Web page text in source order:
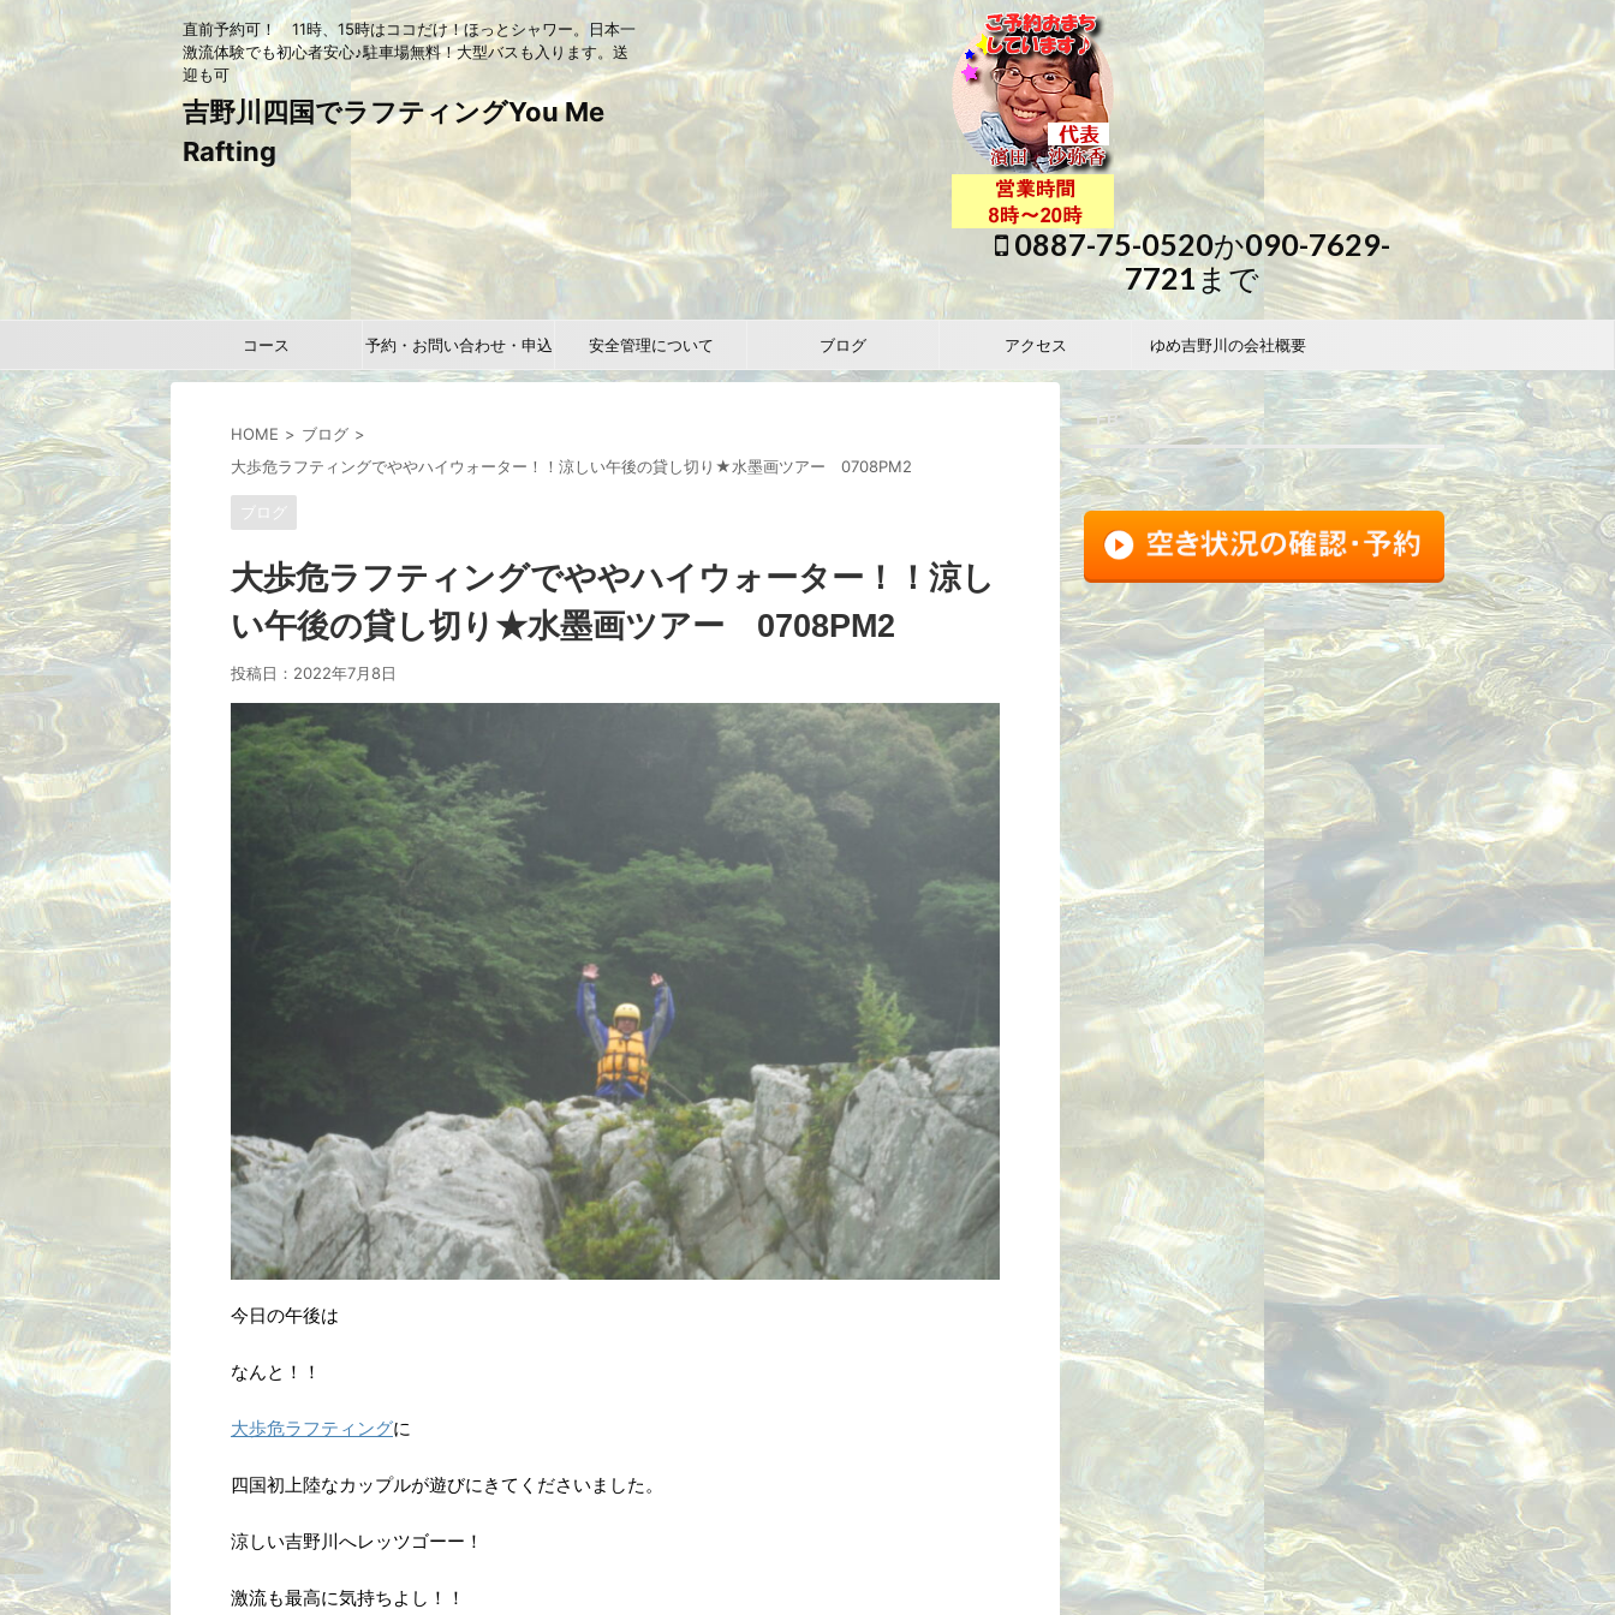
直前予約可！ 11時、15時はココだけ！ほっとシャワー。日本一
激流体験でも初心者安心♪駐車場無料！大型バスも入ります。送
迎も可
吉野川四国でラフティングYou Me
Rafting
0887-75-0520か090-7629-
7721まで
コース 予約・お問い合わせ・申込 安全管理について ブログ アクセス ゆめ吉野川の会社概要
HOME
ブログ
大歩危ラフティングでややハイウォーター！！涼しい午後の貸し切り★水墨画ツアー 0708PM2
ブログ
大歩危ラフティングでややハイウォーター！！涼し
い午後の貸し切り★水墨画ツアー 0708PM2
投稿日： 2022年7月8日
今日の午後は
なんと！！
大歩危ラフティングに
四国初上陸なカップルが遊びにきてくださいました。
涼しい吉野川へレッツゴーー！
激流も最高に気持ちよし！！
FB